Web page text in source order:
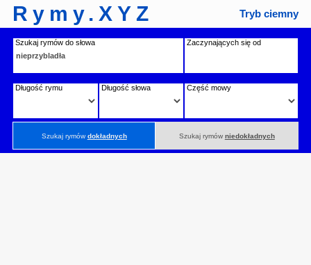
Rymy.XYZ Tryb ciemny
Szukaj rymów do słowa Zaczynających się od
Długość rymu Długość słowa Część mowy
Szukaj rymówdokładnych Szukaj rymów niedokładnych